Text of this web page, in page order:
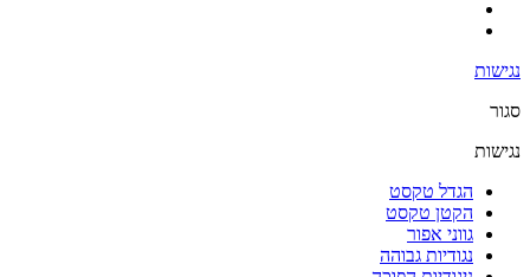
נגישות
סגור
נגישות
הגדל טקסט
הקטן טקסט
גווני אפור
נגודיות גבוהה